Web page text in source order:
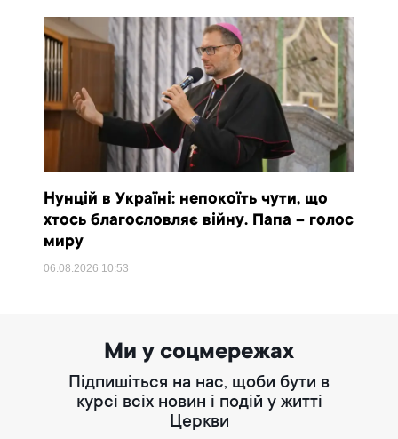
Нунцій в Україні: непокоїть чути, що
хтось благословляє війну. Папа – голос
миру
06.08.2026 10:53
Ми у соцмережах
Підпишіться на нас, щоби бути в
курсі всіх новин і подій у житті
Церкви